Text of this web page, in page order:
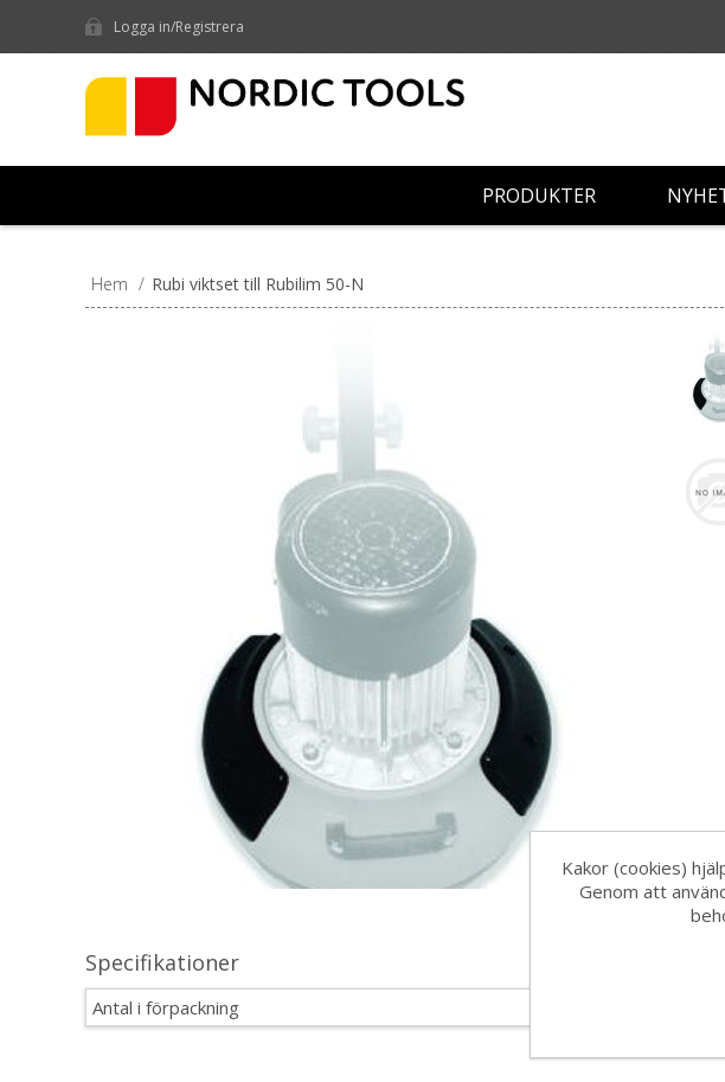
Logga in/Registrera
PRODUKTER
Hem / Rubi viktset till Rubilim 50-N
Specifikationer
Antal i förpackning
Kakor (cookies)
Genom att